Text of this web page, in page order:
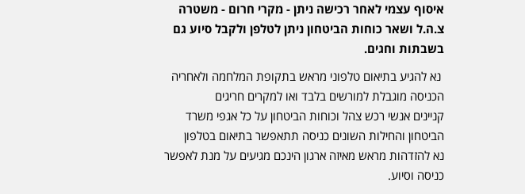
איסוף עצמי לאחר רכישה ניתן - מקרי חרום - משטרה
צ.ה.ל ושאר כוחות הביטחון ניתן לטלפן ולקבל סיוע גם
בשבתות וחגים.
נא להגיע בתיאום טלפוני מראש בתקופת המלחמה ולאחריה
הכניסה מוגבלת למורשים בלבד ואו למקרים חריגים
קניינים אנשי רכש צהל וכוחות הביטחון על כל אגפי משרד
הביטחון והחילות השונים כניסה תתאפשר בתיאום בטלפון
נא להזדהות מראש מאיזה ארגון הינכם מגיעים על מנת לאפשר
כניסה וסיוע.